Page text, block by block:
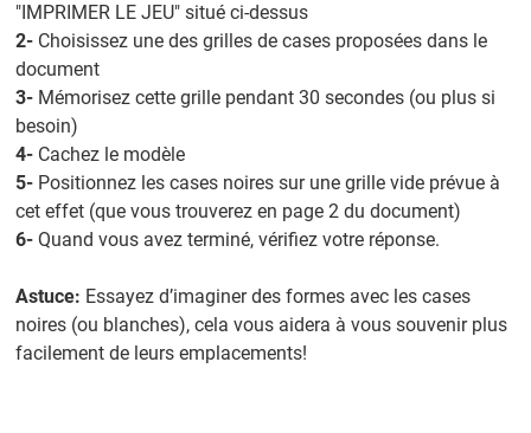
"IMPRIMER LE JEU" situé ci-dessus
2- Choisissez une des grilles de cases proposées dans le
document
3- Mémorisez cette grille pendant 30 secondes (ou plus si
besoin)
4- Cachez le modèle
5- Positionnez les cases noires sur une grille vide prévue à
cet effet (que vous trouverez en page 2 du document)
6- Quand vous avez terminé, vérifiez votre réponse.
Astuce: Essayez d’imaginer des formes avec les cases
noires (ou blanches), cela vous aidera à vous souvenir plus
facilement de leurs emplacements!